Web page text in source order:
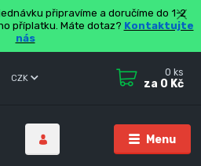
připravíme a doručíme do 1-2
příplatku. Máte dotaz? Kontaktujte
nás
Menu
CZK 0 ks
za 0 Kč